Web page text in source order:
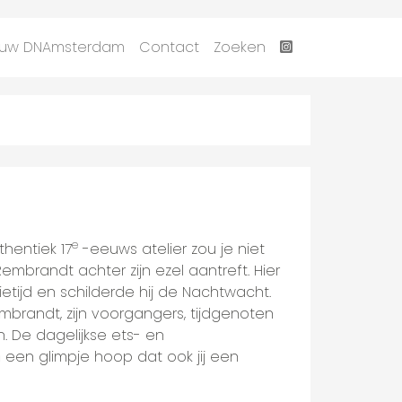
DNAmsterdam Contact Zoeken
17e -eeuws atelier zou je niet
achter zijn ezel aantreft. Hier
en schilderde hij de Nachtwacht.
zijn voorgangers, tijdgenoten
De dagelijkse ets- en
glimpje hoop dat ook jij een